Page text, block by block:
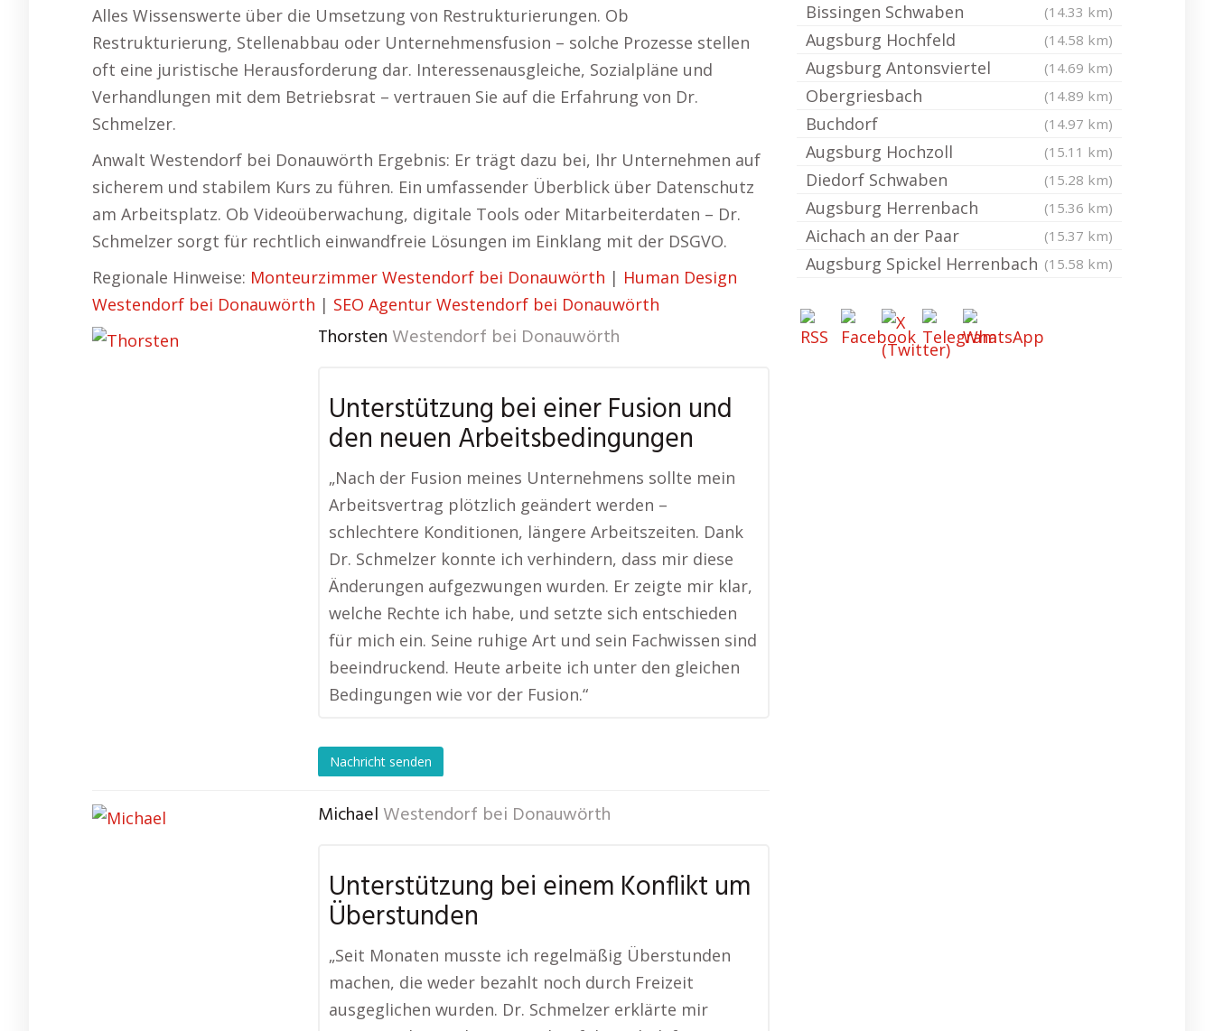
Alles Wissenswerte über die Umsetzung von Restrukturierungen. Ob
Restrukturierung, Stellenabbau oder Unternehmensfusion – solche Prozesse stellen
oft eine juristische Herausforderung dar. Interessenausgleiche, Sozialpläne und
Verhandlungen mit dem Betriebsrat – vertrauen Sie auf die Erfahrung von Dr.
Schmelzer.
Anwalt Westendorf bei Donauwörth Ergebnis: Er trägt dazu bei, Ihr Unternehmen auf
sicherem und stabilem Kurs zu führen. Ein umfassender Überblick über Datenschutz
am Arbeitsplatz. Ob Videoüberwachung, digitale Tools oder Mitarbeiterdaten – Dr.
Schmelzer sorgt für rechtlich einwandfreie Lösungen im Einklang mit der DSGVO.
Regionale Hinweise: Monteurzimmer Westendorf bei Donauwörth | Human Design
Westendorf bei Donauwörth | SEO Agentur Westendorf bei Donauwörth
Thorsten Westendorf bei Donauwörth
Unterstützung bei einer Fusion und
den neuen Arbeitsbedingungen
„Nach der Fusion meines Unternehmens sollte mein
Arbeitsvertrag plötzlich geändert werden –
schlechtere Konditionen, längere Arbeitszeiten. Dank
Dr. Schmelzer konnte ich verhindern, dass mir diese
Änderungen aufgezwungen wurden. Er zeigte mir klar,
welche Rechte ich habe, und setzte sich entschieden
für mich ein. Seine ruhige Art und sein Fachwissen sind
beeindruckend. Heute arbeite ich unter den gleichen
Bedingungen wie vor der Fusion.“
Nachricht senden
Michael Westendorf bei Donauwörth
Unterstützung bei einem Konflikt um
Überstunden
„Seit Monaten musste ich regelmäßig Überstunden
machen, die weder bezahlt noch durch Freizeit
ausgeglichen wurden. Dr. Schmelzer erklärte mir
Bissingen Schwaben (14.33 km)
Augsburg Hochfeld (14.58 km)
Augsburg Antonsviertel (14.69 km)
Obergriesbach (14.89 km)
Buchdorf (14.97 km)
Augsburg Hochzoll (15.11 km)
Diedorf Schwaben (15.28 km)
Augsburg Herrenbach (15.36 km)
Aichach an der Paar (15.37 km)
Augsburg Spickel Herrenbach (15.58 km)